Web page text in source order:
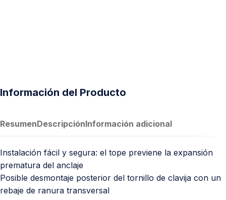
Información del Producto
ResumenDescripciónInformación adicional
Instalación fácil y segura: el tope previene la expansión
prematura del anclaje
Posible desmontaje posterior del tornillo de clavija con un
rebaje de ranura transversal